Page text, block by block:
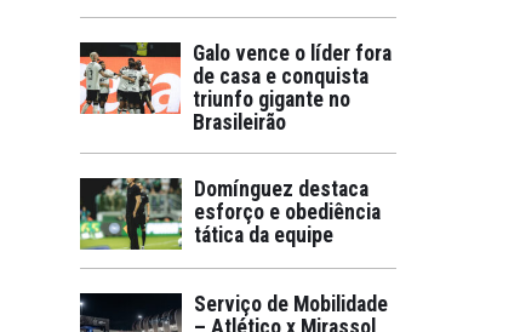
Galo vence o líder fora
de casa e conquista
triunfo gigante no
Brasileirão
Domínguez destaca
esforço e obediência
tática da equipe
Serviço de Mobilidade
– Atlético x Mirassol